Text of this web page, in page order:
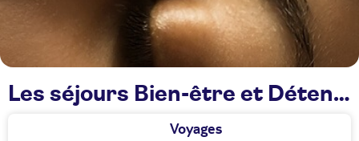
Les séjours Bien-être et Détente TUI
Voyages